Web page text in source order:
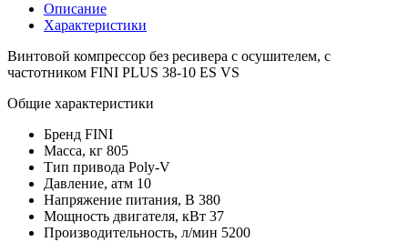
Описание
Характеристики
Винтовой компрессор без ресивера с осушителем, с
частотником FINI PLUS 38-10 ES VS
Общие характеристики
Бренд FINI
Масса, кг 805
Тип привода Poly-V
Давление, атм 10
Напряжение питания, В 380
Мощность двигателя, кВт 37
Производительность, л/мин 5200